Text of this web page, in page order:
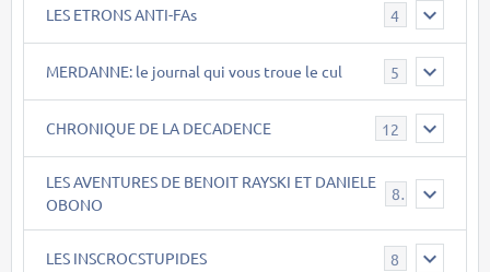
LES ETRONS ANTI-FAs 4
MERDANNE: le journal qui vous troue le cul 5
CHRONIQUE DE LA DECADENCE 12
LES AVENTURES DE BENOIT RAYSKI ET DANIELE
OBONO
8
LES INSCROCSTUPIDES 8